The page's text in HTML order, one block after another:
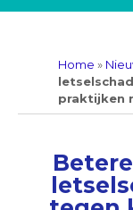
Home »
praktijken